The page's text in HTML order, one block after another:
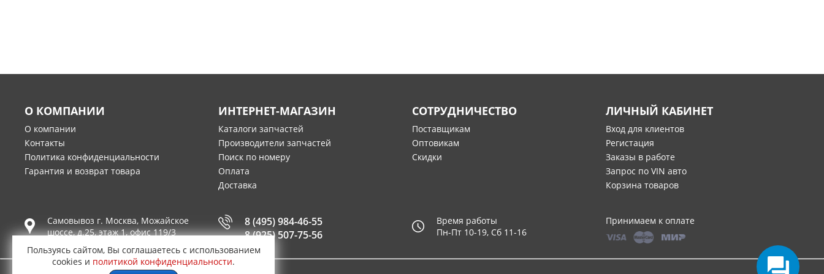
О КОМПАНИИ
О компании
Контакты
Политика конфиденциальности
Гарантия и возврат товара
ИНТЕРНЕТ-МАГАЗИН
Каталоги запчастей
Производители запчастей
Поиск по номеру
Оплата
Доставка
СОТРУДНИЧЕСТВО
Поставщикам
Оптовикам
Скидки
ЛИЧНЫЙ КАБИНЕТ
Вход для клиентов
Регистация
Заказы в работе
Запрос по VIN авто
Корзина товаров
Самовывоз г. Москва, Можайское
шоссе, д.25, этаж 1, офис 119/3
8 (495) 984-46-55
8 (925) 507-75-56
Время работы
Пн-Пт 10-19, Сб 11-16
Принимаем к оплате
Пользуясь сайтом, Вы соглашаетесь с использованием
cookies и политикой конфиденциальности.